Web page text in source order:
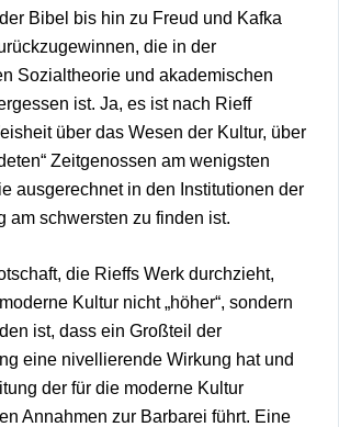
Bibel bis hin zu Freud und Kafka
die in der
Sozialtheorie und akademischen
ist. Ja, es ist nach Rieff
über das Wesen der Kultur, über
Zeitgenossen am wenigsten
ausgerechnet in den Institutionen der
am schwersten zu finden ist.
die Rieffs Werk durchzieht,
Kultur nicht „höher“, sondern
ist, dass ein Großteil der
eine nivellierende Wirkung hat und
der für die moderne Kultur
Annahmen zur Barbarei führt. Eine